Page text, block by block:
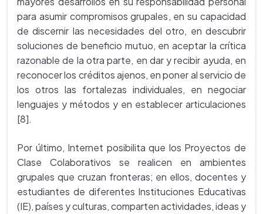
para asumir compromisos grupales, en su capacidad
de discernir las necesidades del otro, en descubrir
soluciones de beneficio mutuo, en aceptar la crítica
razonable de la otra parte, en dar y recibir ayuda, en
reconocer los créditos ajenos, en poner al servicio de
los otros las fortalezas individuales, en negociar
lenguajes y métodos y en establecer articulaciones
[8].
Por último, Internet posibilita que los Proyectos de
Clase Colaborativos se realicen en ambientes
grupales que cruzan fronteras; en ellos, docentes y
estudiantes de diferentes Instituciones Educativas
(IE), países y culturas, comparten actividades, ideas y